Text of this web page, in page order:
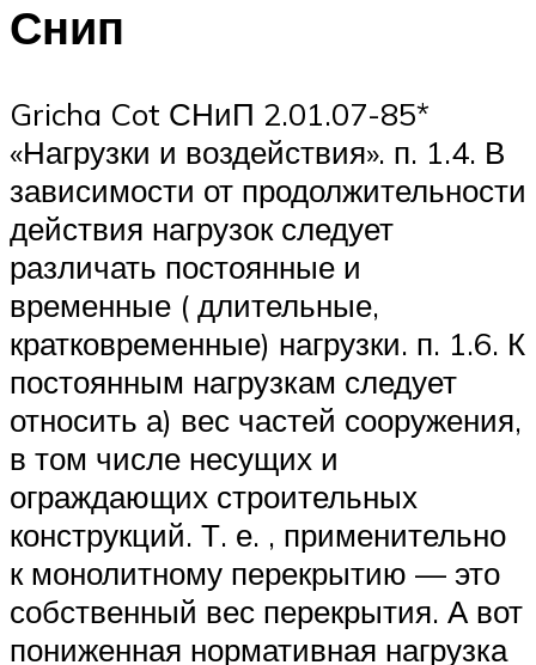
Снип
Gricha Cot СНиП 2.01.07-85*
«Нагрузки и воздействия». п. 1.4. В
зависимости от продолжительности
действия нагрузок следует
различать постоянные и
временные ( длительные,
кратковременные) нагрузки. п. 1.6. К
постоянным нагрузкам следует
относить а) вес частей сооружения,
в том числе несущих и
ограждающих строительных
конструкций. Т. е. , применительно
к монолитному перекрытию — это
собственный вес перекрытия. А вот
пониженная нормативная нагрузка